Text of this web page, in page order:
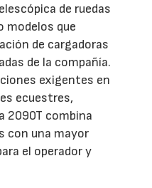
de ruedas
modelos que
de cargadoras
de la compañía.
exigentes en
ecuestres,
2090T combina
con una mayor
el operador y